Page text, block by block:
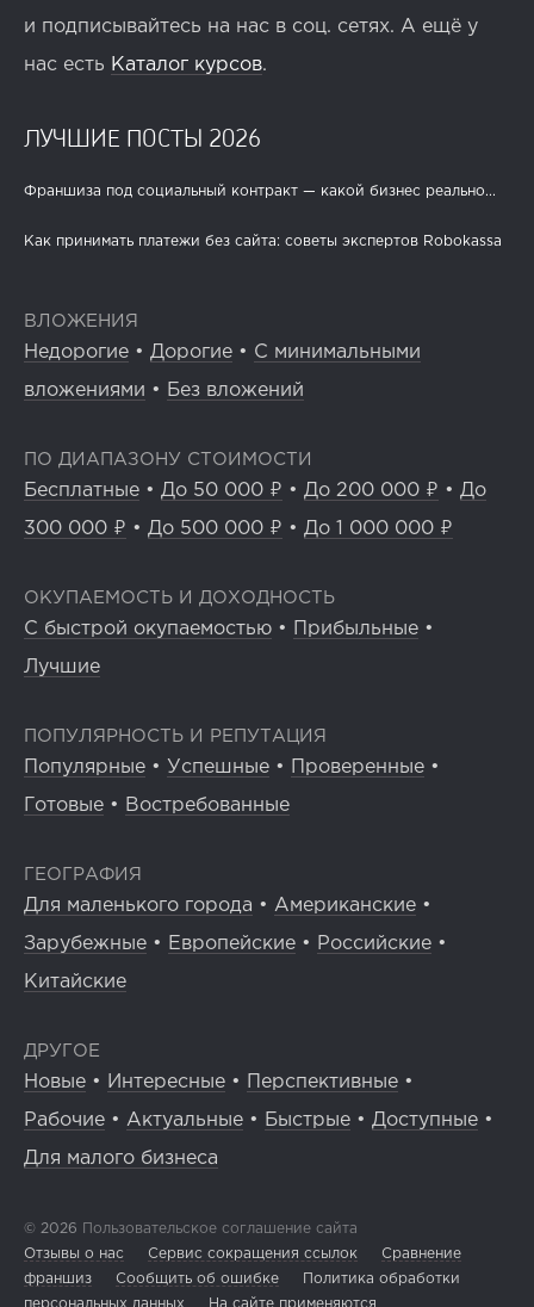
и подписывайтесь на нас в соц. сетях. А ещё у
нас есть Каталог курсов.
ЛУЧШИЕ ПОСТЫ 2026
Франшиза под социальный контракт — какой бизнес реально...
Как принимать платежи без сайта: советы экспертов Robokassa
ВЛОЖЕНИЯ
Недорогие • Дорогие • С минимальными
вложениями • Без вложений
ПО ДИАПАЗОНУ СТОИМОСТИ
Бесплатные • До 50 000 ₽ • До 200 000 ₽ • До
300 000 ₽ • До 500 000 ₽ • До 1 000 000 ₽
ОКУПАЕМОСТЬ И ДОХОДНОСТЬ
С быстрой окупаемостью • Прибыльные •
Лучшие
ПОПУЛЯРНОСТЬ И РЕПУТАЦИЯ
Популярные • Успешные • Проверенные •
Готовые • Востребованные
ГЕОГРАФИЯ
Для маленького города • Американские •
Зарубежные • Европейские • Российские •
Китайские
ДРУГОЕ
Новые • Интересные • Перспективные •
Рабочие • Актуальные • Быстрые • Доступные •
Для малого бизнеса
© 2026 Пользовательское соглашение сайта
Отзывы о нас
Сервис сокращения ссылок
Сравнение
франшиз
Сообщить об ошибке
Политика обработки
персональных данных
На сайте применяются